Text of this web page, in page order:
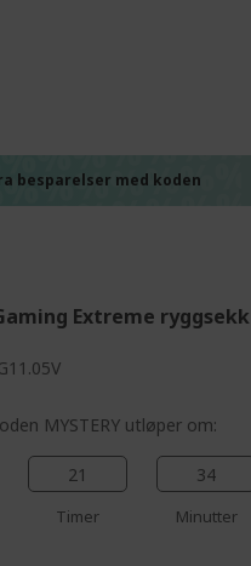
besparelser med koden
Extreme
MYSTERY utløper om:
21
Timer
34
Minutter